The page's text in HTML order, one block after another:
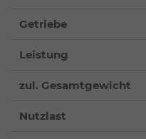
Getriebe
Leistung
zul. Gesamtgewicht
Nutzlast